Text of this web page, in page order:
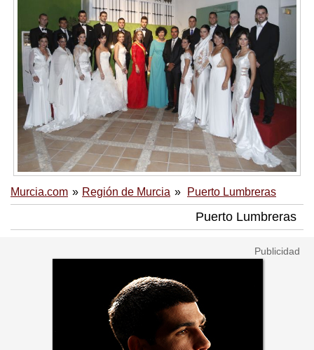
Murcia.com Región de Murcia Puerto Lumbreras
Puerto Lumbreras